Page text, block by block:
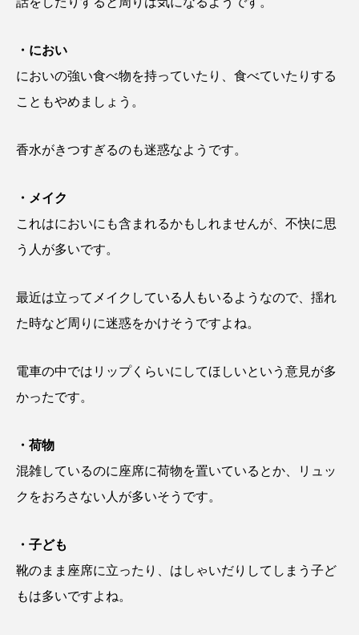
・におい
においの強い食べ物を持っていたり、食べていたりする
こともやめましょう。
香水がきつすぎるのも迷惑なようです。
・メイク
これはにおいにも含まれるかもしれませんが、不快に思
う人が多いです。
最近は立ってメイクしている人もいるようなので、揺れ
た時など周りに迷惑をかけそうですよね。
電車の中ではリップくらいにしてほしいという意見が多
かったです。
・荷物
混雑しているのに座席に荷物を置いているとか、リュッ
クをおろさない人が多いそうです。
・子ども
靴のまま座席に立ったり、はしゃいだりしてしまう子ど
もは多いですよね。